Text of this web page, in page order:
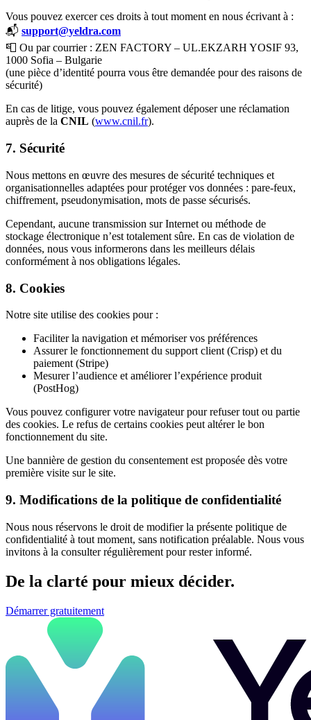
Vous pouvez exercer ces droits à tout moment en nous écrivant à :
📬 support@yeldra.com
📮 Ou par courrier : ZEN FACTORY – UL.EKZARH YOSIF 93,
1000 Sofia – Bulgarie
(une pièce d’identité pourra vous être demandée pour des raisons de
sécurité)
En cas de litige, vous pouvez également déposer une réclamation
auprès de la CNIL (www.cnil.fr).
7. Sécurité
Nous mettons en œuvre des mesures de sécurité techniques et
organisationnelles adaptées pour protéger vos données : pare-feux,
chiffrement, pseudonymisation, mots de passe sécurisés.
Cependant, aucune transmission sur Internet ou méthode de
stockage électronique n’est totalement sûre. En cas de violation de
données, nous vous informerons dans les meilleurs délais
conformément à nos obligations légales.
8. Cookies
Notre site utilise des cookies pour :
Faciliter la navigation et mémoriser vos préférences
Assurer le fonctionnement du support client (Crisp) et du
paiement (Stripe)
Mesurer l’audience et améliorer l’expérience produit
(PostHog)
Vous pouvez configurer votre navigateur pour refuser tout ou partie
des cookies. Le refus de certains cookies peut altérer le bon
fonctionnement du site.
Une bannière de gestion du consentement est proposée dès votre
première visite sur le site.
9. Modifications de la politique de confidentialité
Nous nous réservons le droit de modifier la présente politique de
confidentialité à tout moment, sans notification préalable. Nous vous
invitons à la consulter régulièrement pour rester informé.
De la clarté pour mieux décider.
Démarrer gratuitement